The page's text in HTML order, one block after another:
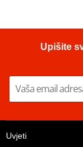
Upišite
Uvjeti